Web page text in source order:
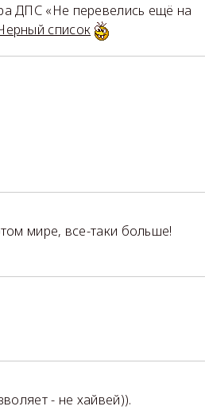
ДПС «Не перевелись ещё на
список
мире, все-таки больше!
- не хайвей)).